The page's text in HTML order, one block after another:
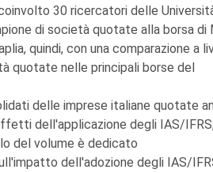
30 ricercatori delle
di società quotate alla borsa di
quindi, con una comparazione a
quotate nelle principali borse del
delle imprese italiane quotate
dell'applicazione degli IAS/
del volume è dedicato
dell'adozione degli IAS/